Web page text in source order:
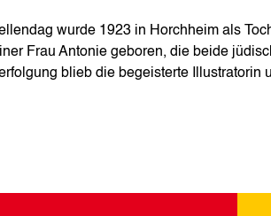
wurde 1923 in Horchheim als
Frau Antonie geboren, die beide
blieb die begeisterte Illustratorin